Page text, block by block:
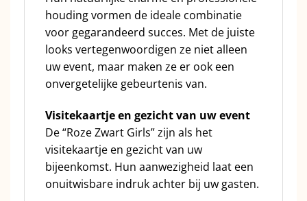
houding vormen de ideale combinatie
voor gegarandeerd succes. Met de juiste
looks vertegenwoordigen ze niet alleen
uw event, maar maken ze er ook een
onvergetelijke gebeurtenis van.
Visitekaartje en gezicht van uw event
De “Roze Zwart Girls” zijn als het
visitekaartje en gezicht van uw
bijeenkomst. Hun aanwezigheid laat een
onuitwisbare indruk achter bij uw gasten.